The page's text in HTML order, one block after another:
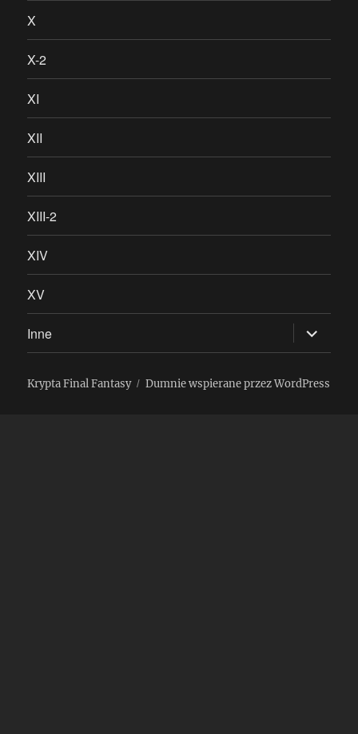
X
X-2
XI
XII
XIII
XIII-2
XIV
XV
Inne rozwiń
menu
potomne
Krypta Final Fantasy Dumnie wspierane przez WordPress